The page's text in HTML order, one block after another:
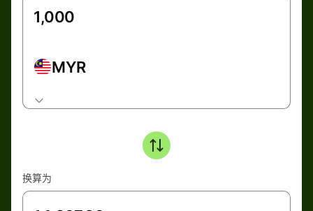
MYR
换算为